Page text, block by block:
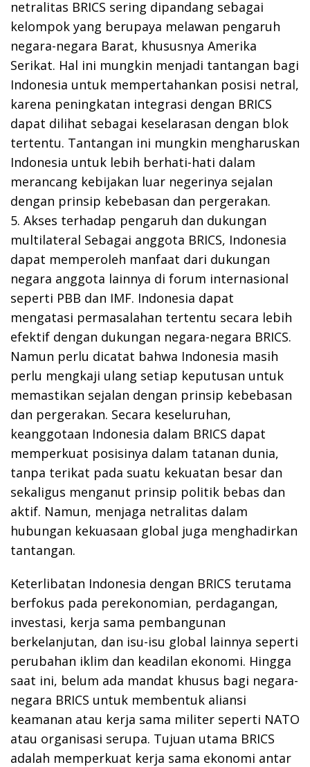
netralitas BRICS sering dipandang sebagai
kelompok yang berupaya melawan pengaruh
negara-negara Barat, khususnya Amerika
Serikat. Hal ini mungkin menjadi tantangan bagi
Indonesia untuk mempertahankan posisi netral,
karena peningkatan integrasi dengan BRICS
dapat dilihat sebagai keselarasan dengan blok
tertentu. Tantangan ini mungkin mengharuskan
Indonesia untuk lebih berhati-hati dalam
merancang kebijakan luar negerinya sejalan
dengan prinsip kebebasan dan pergerakan.
5. Akses terhadap pengaruh dan dukungan
multilateral Sebagai anggota BRICS, Indonesia
dapat memperoleh manfaat dari dukungan
negara anggota lainnya di forum internasional
seperti PBB dan IMF. Indonesia dapat
mengatasi permasalahan tertentu secara lebih
efektif dengan dukungan negara-negara BRICS.
Namun perlu dicatat bahwa Indonesia masih
perlu mengkaji ulang setiap keputusan untuk
memastikan sejalan dengan prinsip kebebasan
dan pergerakan. Secara keseluruhan,
keanggotaan Indonesia dalam BRICS dapat
memperkuat posisinya dalam tatanan dunia,
tanpa terikat pada suatu kekuatan besar dan
sekaligus menganut prinsip politik bebas dan
aktif. Namun, menjaga netralitas dalam
hubungan kekuasaan global juga menghadirkan
tantangan.
Keterlibatan Indonesia dengan BRICS terutama
berfokus pada perekonomian, perdagangan,
investasi, kerja sama pembangunan
berkelanjutan, dan isu-isu global lainnya seperti
perubahan iklim dan keadilan ekonomi. Hingga
saat ini, belum ada mandat khusus bagi negara-
negara BRICS untuk membentuk aliansi
keamanan atau kerja sama militer seperti NATO
atau organisasi serupa. Tujuan utama BRICS
adalah memperkuat kerja sama ekonomi antar